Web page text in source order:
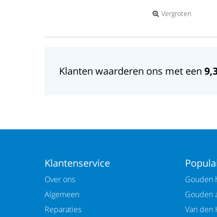
Vergroten
Klanten waarderen ons met een
Klantenservice
Over ons
Algemeen
Reparaties
Gouden
Gouden
Van den